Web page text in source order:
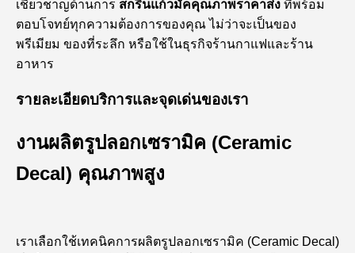
เชี่ยวชาญด้านการ สกรีนแก้วมัคคุณภาพราคาส่ง ที่พร้อม
ตอบโจทย์ทุกความต้องการของคุณ ไม่ว่าจะเป็นของ
พรีเมียม ของที่ระลึก หรือใช้ในธุรกิจร้านกาแฟและร้าน
อาหาร
รายละเอียดบริการและจุดเด่นของเรา
งานผลิตรูปลอกเซรามิค (Ceramic
Decal) คุณภาพสูง
เราเลือกใช้เทคนิคการผลิตรูปลอกเซรามิค (Ceramic Decal)